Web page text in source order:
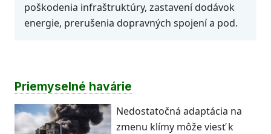
poškodenia infraštruktúry, zastavení dodávok
energie, prerušenia dopravných spojení a pod.
Priemyselné havárie
Nedostatočná adaptácia na
zmenu klímy môže viesť k